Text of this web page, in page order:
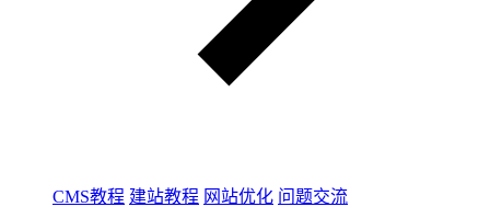
CMS教程 建站教程 网站优化 问题交流